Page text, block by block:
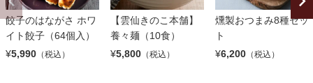
餃子のはながさ ホワ
イト餃子（64個入）
¥5,990 （税込）
【雲仙きのこ本舗】
養々麺（10食）
¥5,800 （税込）
燻製おつまみ8種セッ
ト
¥6,200 （税込）